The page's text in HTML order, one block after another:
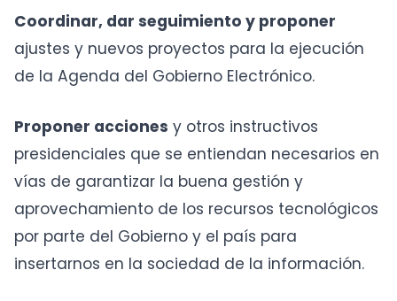
Coordinar, dar seguimiento y proponer
ajustes y nuevos proyectos para la ejecución
de la Agenda del Gobierno Electrónico.
Proponer acciones y otros instructivos
presidenciales que se entiendan necesarios en
vías de garantizar la buena gestión y
aprovechamiento de los recursos tecnológicos
por parte del Gobierno y el país para
insertarnos en la sociedad de la información.